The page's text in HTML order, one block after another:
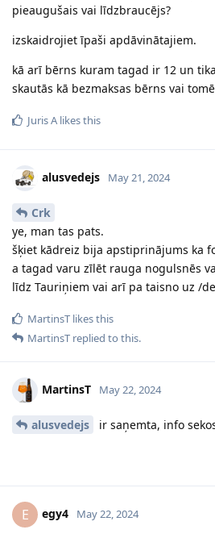
pieaugušais vai līdzbraucējs?
izskaidrojiet īpaši apdāvinātajiem.
kā arī bērns kuram tagad ir 12 un
skautās kā bezmaksas bērns vai
Juris A likes this
alusvedejs May 21, 2024
Crk
ye, man tas pats.
šķiet kādreiz bija apstiprinājums ka
a tagad varu zīlēt rauga nogulsnēs
līdz Tauriņiem vai arī pa taisno uz /
MartinsT likes this
MartinsT replied to this.
MartinsT May 22, 2024
alusvedejs ir saņemta, info
E egy4 May 22, 2024